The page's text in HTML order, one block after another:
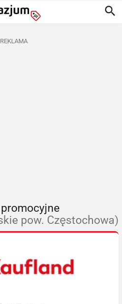
REKLAMA
pow. Częstochowa)